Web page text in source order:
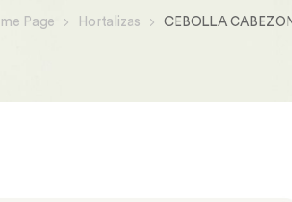
Page Hortalizas CEBOLLA